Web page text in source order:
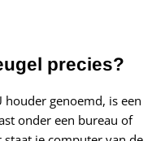
precies?
houder genoemd, is een
onder een bureau of